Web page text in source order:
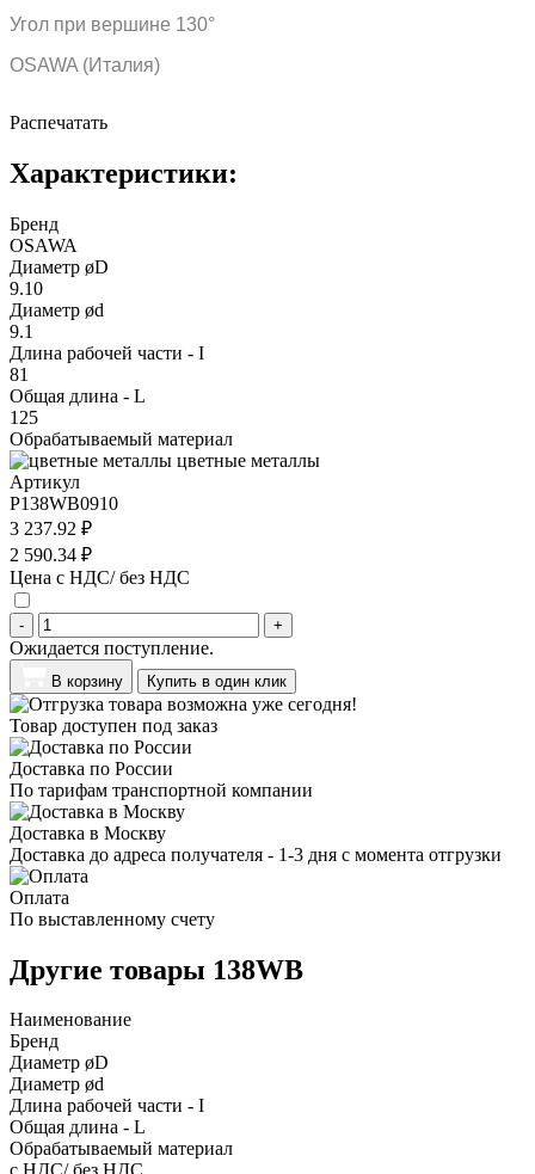
Угол при вершине 130°
OSAWA (Италия)
Распечатать
Характеристики:
Бренд
OSAWA
Диаметр øD
9.10
Диаметр ød
9.1
Длина рабочей части - I
81
Общая длина - L
125
Обрабатываемый материал
цветные металлы
Артикул
P138WB0910
3 237.92 ₽
2 590.34 ₽
Цена с НДС/ без НДС
- +
Ожидается поступление.
В корзину Купить в один клик
Товар доступен под заказ
Доставка по России
По тарифам транспортной компании
Доставка в Москву
Доставка до адреса получателя - 1-3 дня с момента отгрузки
Оплата
По выставленному счету
Другие товары 138WB
Наименование
Бренд
Диаметр øD
Диаметр ød
Длина рабочей части - I
Общая длина - L
Обрабатываемый материал